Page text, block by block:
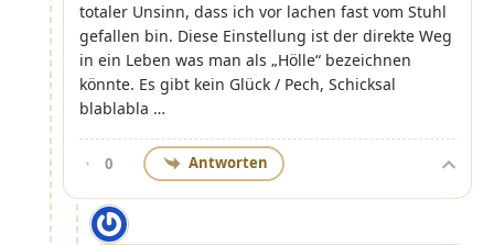
totaler Unsinn, dass ich vor lachen fast vom Stuhl
gefallen bin. Diese Einstellung ist der direkte Weg
in ein Leben was man als „Hölle“ bezeichnen
könnte. Es gibt kein Glück / Pech, Schicksal
blablabla …
0 Antworten